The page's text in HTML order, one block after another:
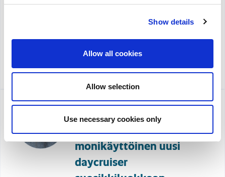
Show details
Allow all cookies
Allow selection
Use necessary cookies only
Keilalahdessa
Lue lisää
30.1.2020
Uusi Yamarin 60 DC –
monikäyttöinen uusi
daycruiser